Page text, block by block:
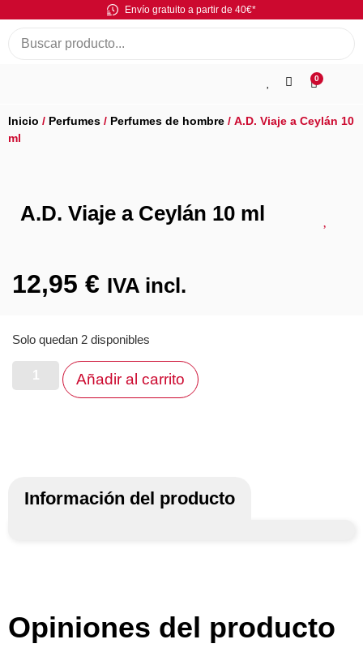
Envío gratuito a partir de 40€*
0
Inicio / Perfumes / Perfumes de hombre / A.D. Viaje a Ceylán 10
ml
A.D. Viaje a Ceylán 10 ml
12,95 € IVA incl.
Solo quedan 2 disponibles
Añadir al carrito
Información del producto
Opiniones del producto